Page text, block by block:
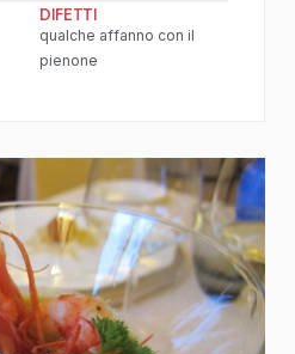
DIFETTI
qualche affanno con il
pienone